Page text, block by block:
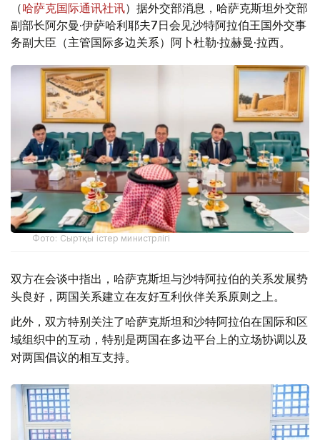
（哈萨克国际通讯社讯）据外交部消息，哈萨克斯坦外交部
副部长阿尔曼·伊萨哈利耶夫7日会见沙特阿拉伯王国外交事
务副大臣（主管国际多边关系）阿卜杜勒·拉赫曼·拉西。
Фото: Сыртқы істер министрлігі
双方在会谈中指出，哈萨克斯坦与沙特阿拉伯的关系发展势
头良好，两国关系建立在友好互利伙伴关系原则之上。
此外，双方特别关注了哈萨克斯坦和沙特阿拉伯在国际和区
域组织中的互动，特别是两国在多边平台上的立场协调以及
对两国倡议的相互支持。